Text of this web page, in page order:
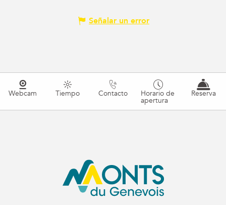
Señalar un error
Webcam Tiempo Contacto Horario de
apertura
Reserva